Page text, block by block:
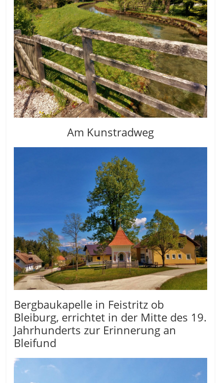
Am Kunstradweg
Bergbaukapelle in Feistritz ob
Bleiburg, errichtet in der Mitte des 19.
Jahrhunderts zur Erinnerung an
Bleifund